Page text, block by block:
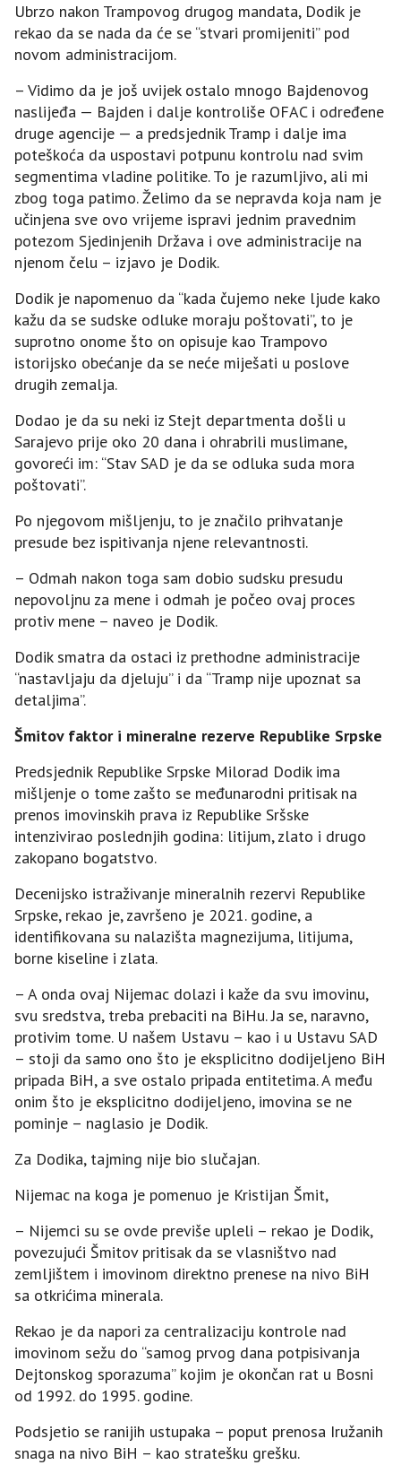
Ubrzo nakon Trampovog drugog mandata, Dodik je
rekao da se nada da će se “stvari promijeniti” pod
novom administracijom.
– Vidimo da je još uvijek ostalo mnogo Bajdenovog
naslijeđa — Bajden i dalje kontroliše OFAC i određene
druge agencije — a predsjednik Tramp i dalje ima
poteškoća da uspostavi potpunu kontrolu nad svim
segmentima vladine politike. To je razumljivo, ali mi
zbog toga patimo. Želimo da se nepravda koja nam je
učinjena sve ovo vrijeme ispravi jednim pravednim
potezom Sjedinjenih Država i ove administracije na
njenom čelu – izjavo je Dodik.
Dodik je napomenuo da “kada čujemo neke ljude kako
kažu da se sudske odluke moraju poštovati”, to je
suprotno onome što on opisuje kao Trampovo
istorijsko obećanje da se neće miješati u poslove
drugih zemalja.
Dodao je da su neki iz Stejt departmenta došli u
Sarajevo prije oko 20 dana i ohrabrili muslimane,
govoreći im: “Stav SAD je da se odluka suda mora
poštovati”.
Po njegovom mišljenju, to je značilo prihvatanje
presude bez ispitivanja njene relevantnosti.
– Odmah nakon toga sam dobio sudsku presudu
nepovoljnu za mene i odmah je počeo ovaj proces
protiv mene – naveo je Dodik.
Dodik smatra da ostaci iz prethodne administracije
“nastavljaju da djeluju” i da “Tramp nije upoznat sa
detaljima”.
Šmitov faktor i mineralne rezerve Republike Srpske
Predsjednik Republike Srpske Milorad Dodik ima
mišljenje o tome zašto se međunarodni pritisak na
prenos imovinskih prava iz Republike Sršske
intenzivirao poslednjih godina: litijum, zlato i drugo
zakopano bogatstvo.
Decenijsko istraživanje mineralnih rezervi Republike
Srpske, rekao je, završeno je 2021. godine, a
identifikovana su nalazišta magnezijuma, litijuma,
borne kiseline i zlata.
– A onda ovaj Nijemac dolazi i kaže da svu imovinu,
svu sredstva, treba prebaciti na BiHu. Јa se, naravno,
protivim tome. U našem Ustavu – kao i u Ustavu SAD
– stoji da samo ono što je eksplicitno dodijeljeno BiH
pripada BiH, a sve ostalo pripada entitetima. A među
onim što je eksplicitno dodijeljeno, imovina se ne
pominje – naglasio je Dodik.
Za Dodika, tajming nije bio slučajan.
Nijemac na koga je pomenuo je Kristijan Šmit,
– Nijemci su se ovde previše upleli – rekao je Dodik,
povezujući Šmitov pritisak da se vlasništvo nad
zemljištem i imovinom direktno prenese na nivo BiH
sa otkrićima minerala.
Rekao je da napori za centralizaciju kontrole nad
imovinom sežu do “samog prvog dana potpisivanja
Dejtonskog sporazuma” kojim je okončan rat u Bosni
od 1992. do 1995. godine.
Podsjetio se ranijih ustupaka – poput prenosa Iružanih
snaga na nivo BiH – kao stratešku grešku.